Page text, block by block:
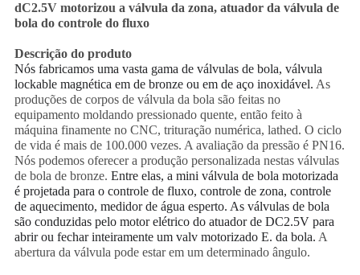
dC2.5V motorizou a válvula da zona, atuador da válvula de
bola do controle do fluxo
Descrição do produto
Nós fabricamos uma vasta gama de válvulas de bola, válvula
lockable magnética em de bronze ou em de aço inoxidável. As
produções de corpos de válvula da bola são feitas no
equipamento moldando pressionado quente, então feito à
máquina finamente no CNC, trituração numérica, lathed. O ciclo
de vida é mais de 100.000 vezes. A avaliação da pressão é PN16.
Nós podemos oferecer a produção personalizada nestas válvulas
de bola de bronze. Entre elas, a mini válvula de bola motorizada
é projetada para o controle de fluxo, controle de zona, controle
de aquecimento, medidor de água esperto. As válvulas de bola
são conduzidas pelo motor elétrico do atuador de DC2.5V para
abrir ou fechar inteiramente um valv motorizado E. da bola. A
abertura da válvula pode estar em um determinado ângulo.